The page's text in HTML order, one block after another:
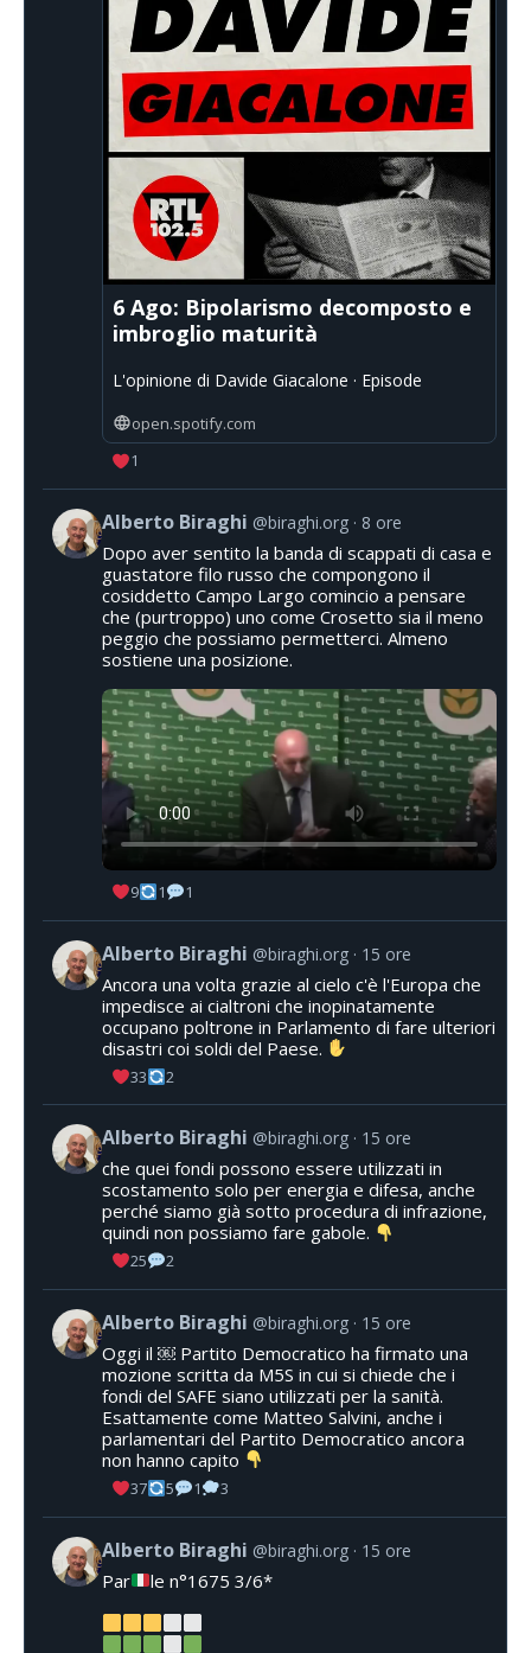
6 Ago: Bipolarismo decomposto e
imbroglio maturità
L'opinione di Davide Giacalone · Episode
open.spotify.com
1
Alberto Biraghi @biraghi.org 8 ore
Dopo aver sentito la banda di scappati di casa e
guastatore filo russo che compongono il
cosiddetto Campo Largo comincio a pensare
che (purtroppo) uno come Crosetto sia il meno
peggio che possiamo permetterci. Almeno
sostiene una posizione.
9 1 1
Alberto Biraghi @biraghi.org 15 ore
Ancora una volta grazie al cielo c'è l'Europa che
impedisce ai cialtroni che inopinatamente
occupano poltrone in Parlamento di fare ulteriori
disastri coi soldi del Paese.
33 2
Alberto Biraghi @biraghi.org 15 ore
che quei fondi possono essere utilizzati in
scostamento solo per energia e difesa, anche
perché siamo già sotto procedura di infrazione,
quindi non possiamo fare gabole.
25 2
Alberto Biraghi @biraghi.org 15 ore
Oggi il ￼ Partito Democratico ha firmato una
mozione scritta da M5S in cui si chiede che i
fondi del SAFE siano utilizzati per la sanità.
Esattamente come Matteo Salvini, anche i
parlamentari del Partito Democratico ancora
non hanno capito
37 5 1 3
Alberto Biraghi @biraghi.org 15 ore
Par le n°1675 3/6*